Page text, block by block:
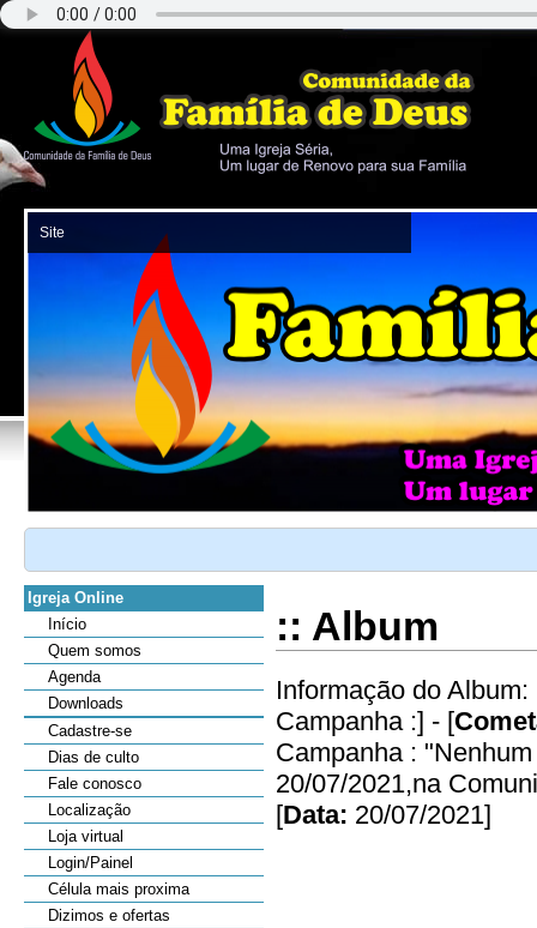
Igreja Online
Início
Quem somos
Agenda
Downloads
Cadastre-se
Dias de culto
Fale conosco
Localização
Loja virtual
Login/Painel
Célula mais proxima
Dizimos e ofertas
:: Album
Informação do Album:
Campanha :] - [
Campanha :
20/07/2021,na
[Data: 20/07/2021]